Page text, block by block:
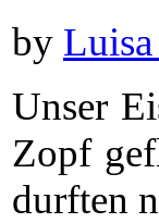
by Luisa
Unser
Zopf
durften